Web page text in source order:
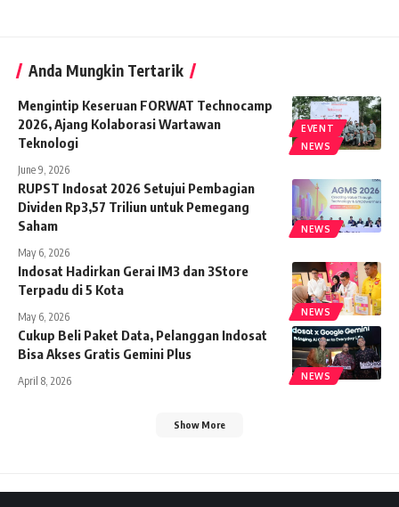
Anda Mungkin Tertarik
EVENT
NEWS
Mengintip Keseruan FORWAT Technocamp
2026, Ajang Kolaborasi Wartawan
Teknologi
June 9, 2026
NEWS
RUPST Indosat 2026 Setujui Pembagian
Dividen Rp3,57 Triliun untuk Pemegang
Saham
May 6, 2026
NEWS
Indosat Hadirkan Gerai IM3 dan 3Store
Terpadu di 5 Kota
May 6, 2026
NEWS
Cukup Beli Paket Data, Pelanggan Indosat
Bisa Akses Gratis Gemini Plus
April 8, 2026
Show More